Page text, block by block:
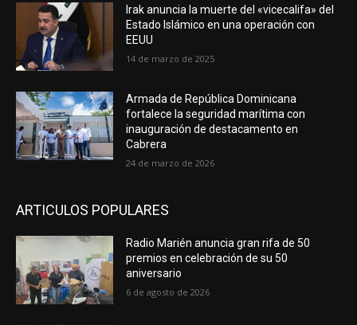
Irak anuncia la muerte del «vicecalifa» del
Estado Islámico en una operación con
EEUU
14 de marzo de 2025
Armada de República Dominicana
fortalece la seguridad marítima con
inauguración de destacamento en
Cabrera
24 de marzo de 2026
ARTICULOS POPULARES
Radio Marién anuncia gran rifa de 50
premios en celebración de su 50
aniversario
6 de agosto de 2026